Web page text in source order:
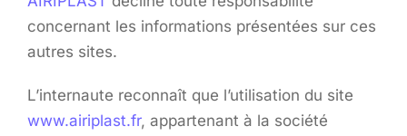
concernant les informations présentées sur ces
autres sites.
L’internaute reconnaît que l’utilisation du site
www.airiplast.fr, appartenant à la société